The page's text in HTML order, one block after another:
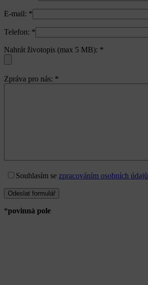
E-mail: *
Telefon: *
Nahrát životopis (max 5 MB): *
Zpráva pro nás: *
Souhlasím se zpracováním osobních údajů
*povinná pole